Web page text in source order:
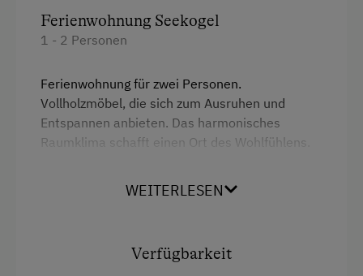
Ferienwohnung Seekogel
1 - 2 Personen
Ferienwohnung für zwei Personen.
Vollholzmöbel, die sich zum Ausruhen und
Entspannen anbieten. Das harmonisches
Raumklima schafft einen Ort des Wohlfühlens.
und das gegeüberliegenden Stift St. Georgen am
Längsee. Mehr unterwww.schrattenfeld.at.
WEITERLESEN
Verfügbarkeit